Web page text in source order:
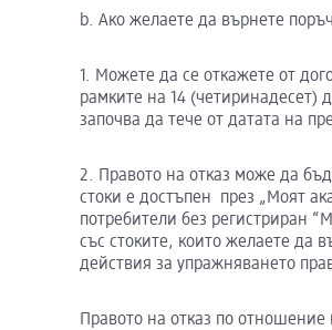
b. Ако желаете да върнете
1. Можете да се откажете от
рамките на 14 (четиринадесет)
започва да тече от датата на
2. Правото на отказ може да
стоки е достъпен през „Моят
потребители без регистриран
със стоките, които желаете да
действия за упражняването
Правото на отказ по